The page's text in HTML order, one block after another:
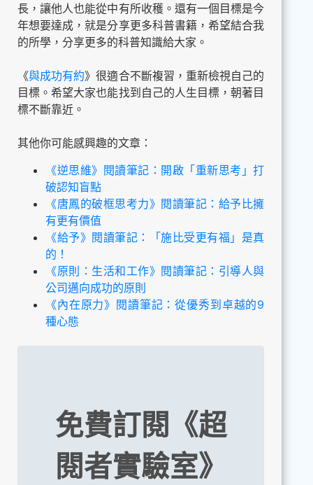
長，讓他人也能從中有所收穫。還有一個目標是今
年想要達成，就是分享更多科普書籍，希望結合我
的所學，分享更多的科普知識給大家。
《與成功有約》很適合不斷複習，重新檢視自己的
目標。希望大家也能找到自己的人生目標，朝著目
標不斷靠近。
其他你可能感興趣的文章：
《逆思維》閱讀筆記：開啟「重新思考」打
破認知盲點
《唐鳳的破框思考力》閱讀筆記：給予比擁
有更有價值
《給予》閱讀筆記：「施比受更有福」是真
的！
《原則：生活和工作》閱讀筆記：引導人與
公司邁向成功的原則
《內在原力》閱讀筆記：從優秀到卓越的9
種心態
免費訂閱《超
閱者實驗室》